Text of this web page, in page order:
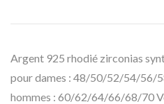
Argent 925 rhodié zirconias
pour dames : 48/50/52/54/56/
hommes : 60/62/64/66/68/70